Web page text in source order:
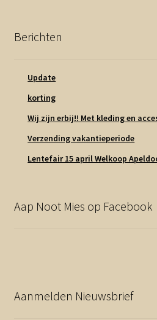
Berichten
Update
korting
Wij zijn erbij!! Met kleding en
Verzending vakantieperiode
Lentefair 15 april Welkoop
Aap Noot Mies op Facebook
Aanmelden Nieuwsbrief